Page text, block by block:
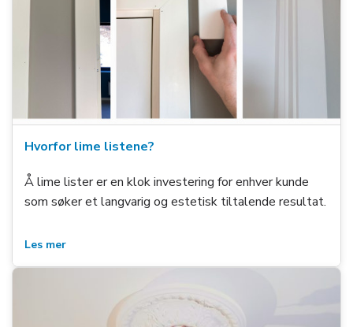
Hvorfor lime listene?
Å lime lister er en klok investering for enhver kunde
som søker et langvarig og estetisk tiltalende resultat.
Les mer